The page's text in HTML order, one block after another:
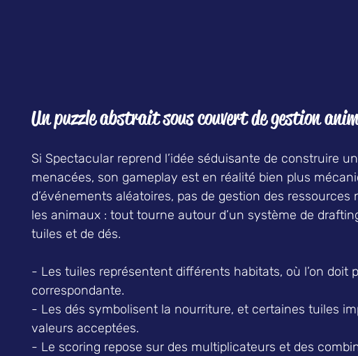
Un puzzle abstrait sous couvert de gestion
Si Spectacular reprend l’idée séduisante de construire
menacées, son gameplay est en réalité bien plus
d’événements aléatoires, pas de gestion des
les animaux : tout tourne autour d’un système de
tuiles et de dés.
- Les tuiles représentent différents habitats, où l’on doit
correspondante.
- Les dés symbolisent la nourriture, et certaines tuiles
valeurs acceptées.
- Le scoring repose sur des multiplicateurs et des